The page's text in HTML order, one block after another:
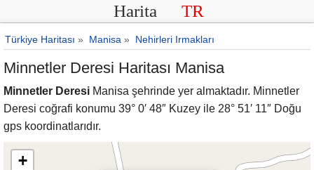
Harita TR
Türkiye Haritası » Manisa » Nehirleri Irmakları
Minnetler Deresi Haritası Manisa
Minnetler Deresi Manisa şehrinde yer almaktadır. Minnetler
Deresi coğrafi konumu 39° 0′ 48″ Kuzey ile 28° 51′ 11″ Doğu
gps koordinatlarıdır.
+